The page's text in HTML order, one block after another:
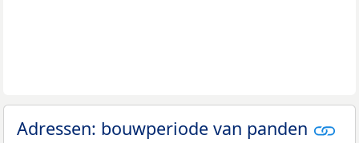
Adressen: bouwperiode van panden